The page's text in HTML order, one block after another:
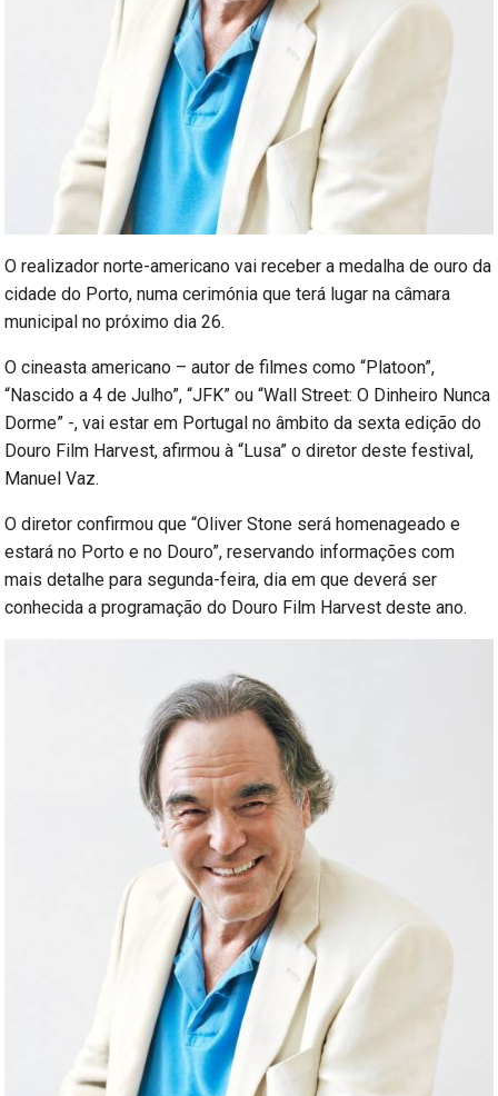
O realizador norte-americano vai receber a medalha de ouro da
cidade do Porto, numa cerimónia que terá lugar na câmara
municipal no próximo dia 26.
O cineasta americano – autor de filmes como “Platoon”,
“Nascido a 4 de Julho”, “JFK” ou “Wall Street: O Dinheiro Nunca
Dorme” -, vai estar em Portugal no âmbito da sexta edição do
Douro Film Harvest, afirmou à “Lusa” o diretor deste festival,
Manuel Vaz.
O diretor confirmou que “Oliver Stone será homenageado e
estará no Porto e no Douro”, reservando informações com
mais detalhe para segunda-feira, dia em que deverá ser
conhecida a programação do Douro Film Harvest deste ano.